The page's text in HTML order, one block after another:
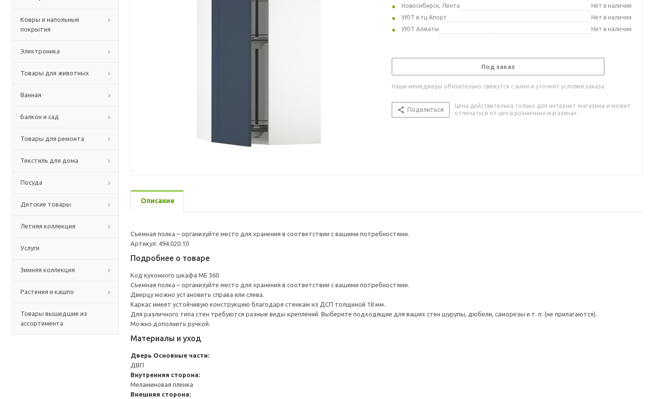
Ковры и напольные
покрытия
Электроника
Товары для животных
Ванная
Балкон и сад
Товары для ремонта
Текстиль для дома
Посуда
Детские товары
Летняя коллекция
Услуги
Зимняя коллекция
Растения и кашпо
Товары вышедшие из
ассортимента
Новосибирск, Лента
Нет в наличии
УЮТ в тц Апорт
Нет в наличии
УЮТ Алматы
Нет в наличии
Под заказ
Наши менеджеры обязательно свяжутся с вами и уточнят условия заказа
Поделиться
Цена действительна только для интернет-магазина и может
отличаться от цен в розничных магазинах
Описание
Съемная полка – организуйте место для хранения в соответствии с вашими потребностями.
Артикул: 494.020.10
Подробнее о товаре
Код кухонного шкафа ME 360
Съемная полка – организуйте место для хранения в соответствии с вашими потребностями.
Дверцу можно установить справа или слева.
Каркас имеет устойчивую конструкцию благодаря стенкам из ДСП толщиной 18 мм.
Для различного типа стен требуются разные виды креплений. Выберите подходящие для ваших стен шурупы, дюбели, саморезы и т. п. (не прилагаются).
Можно дополнить ручкой.
Материалы и уход
Дверь Основные части:
ДВП
Внутренняя сторона:
Меламиновая пленка
Внешняя сторона: